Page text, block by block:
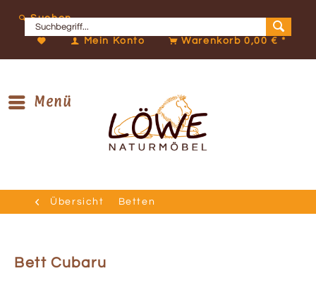
Suchen
Mein Konto Warenkorb0,00 € *
Menü
Übersicht Betten
Bett Cubaru